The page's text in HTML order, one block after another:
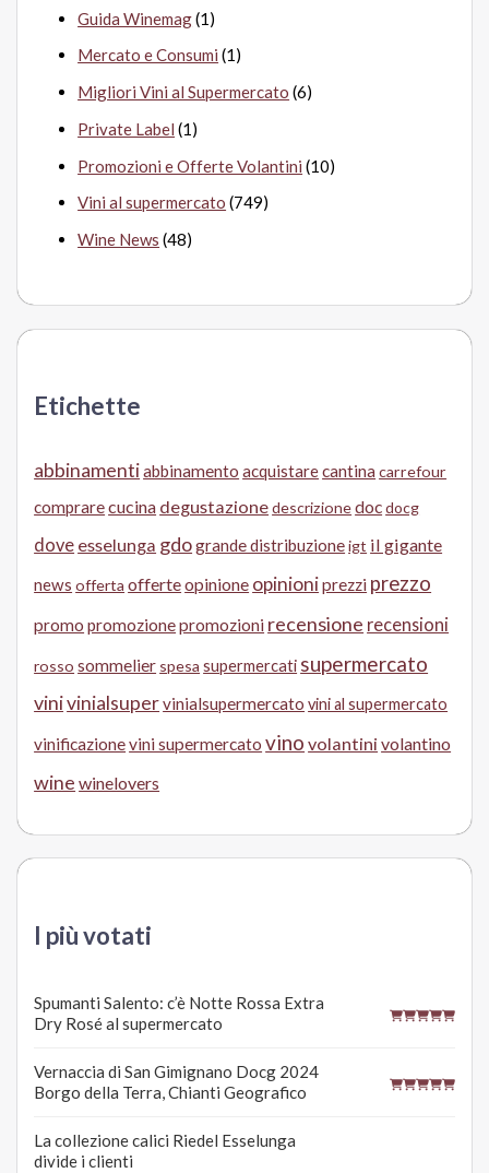
Guida Winemag(1)
Mercato e Consumi (1)
Migliori Vini al Supermercato (6)
Private Label (1)
Promozioni e Offerte Volantini (10)
Vini al supermercato (749)
Wine News (48)
Etichette
abbinamentiabbinamento acquistarecantina carrefour
comprarecucina degustazionedescrizionedocdocg
dove esselunga gdogrande distribuzioneigt il gigante
news offerta offerteopinione opinioniprezzi prezzo
promo promozionepromozioni recensione recensioni
rosso sommelier spesa supermercati supermercato
vinivinialsupervinialsupermercato vini al supermercato
vinificazionevini supermercato vino volantini volantino
wine winelovers
I più votati
Spumanti Salento: c’è Notte Rossa Extra
Dry Rosé al supermercato
Vernaccia di San Gimignano Docg 2024
Borgo della Terra, Chianti Geografico
La collezione calici Riedel Esselunga
divide i clienti